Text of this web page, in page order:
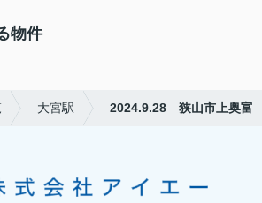
物件
大宮駅 2024.9.28 狭山市上奥富